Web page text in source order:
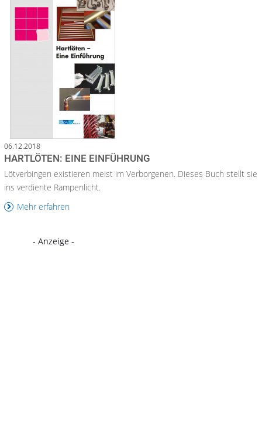
06.12.2018
HARTLÖTEN: EINE EINFÜHRUNG
Lötverbingen existieren meist im Verborgenen. Dieses Buch stellt sie
ins verdiente Rampenlicht.
Mehr erfahren
- Anzeige -